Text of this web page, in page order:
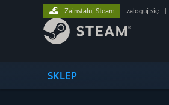
SKLEP
Zainstaluj Steam zaloguj się